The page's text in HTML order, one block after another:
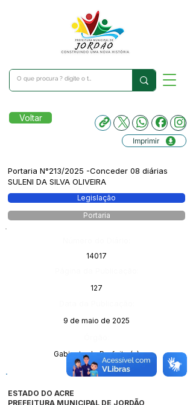
Voltar
Imprimir
Portaria N°213/2025 -Conceder 08 diárias
SULENI DA SILVA OLIVEIRA
Legislação
Portaria
14017
127
9 de maio de 2025
Gabinete do Prefeito (a)
ESTADO DO ACRE
PREFEITURA MUNICIPAL DE JORDÃO